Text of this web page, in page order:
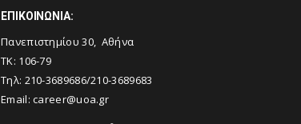
ΕΠΙΚΟΙΝΩΝΙΑ:
Πανεπιστημίου 30, Αθήνα
ΤΚ: 106-79
Τηλ: 210-3689686/210-3689683
Email: career@uoa.gr